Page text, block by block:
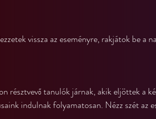
vissza az eseményre, rakjátok be a
résztvevő tanulók járnak, akik eljöttek a
indulnak folyamatosan. Nézz szét az